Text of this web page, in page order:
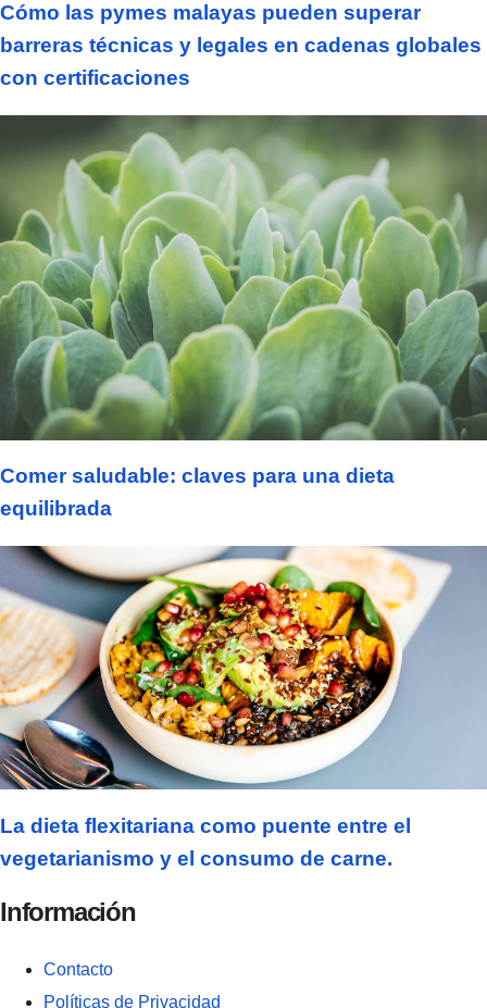
Cómo las pymes malayas pueden superar
barreras técnicas y legales en cadenas globales
con certificaciones
Comer saludable: claves para una dieta
equilibrada
La dieta flexitariana como puente entre el
vegetarianismo y el consumo de carne.
Información
Contacto
Políticas de Privacidad